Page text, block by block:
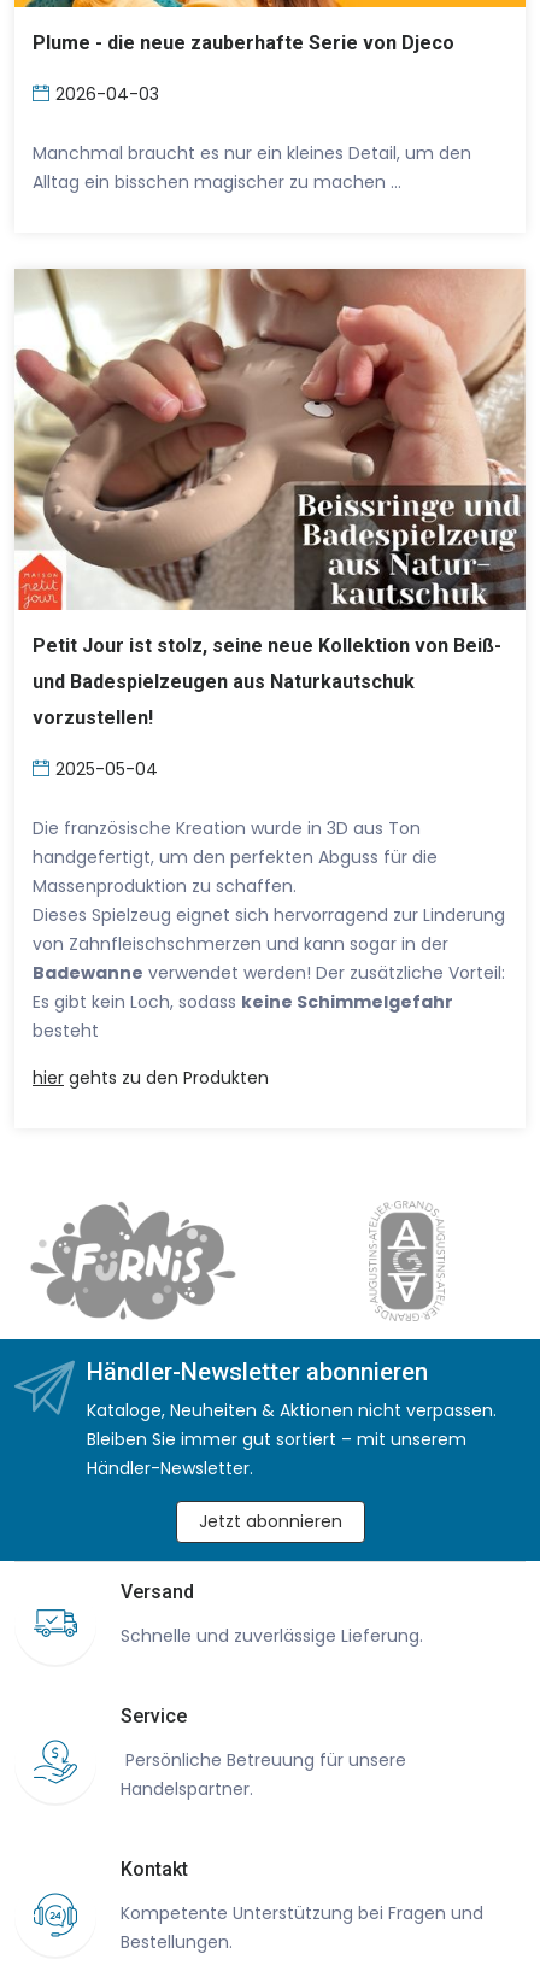
Plume - die neue zauberhafte Serie von Djeco
2026-04-03
Manchmal braucht es nur ein kleines Detail, um den
Alltag ein bisschen magischer zu machen …
Petit Jour ist stolz, seine neue Kollektion von Beiß-
und Badespielzeugen aus Naturkautschuk
vorzustellen!
2025-05-04
Die französische Kreation wurde in 3D aus Ton
handgefertigt, um den perfekten Abguss für die
Massenproduktion zu schaffen.
Dieses Spielzeug eignet sich hervorragend zur Linderung
von Zahnfleischschmerzen und kann sogar in der
Badewanne verwendet werden! Der zusätzliche Vorteil:
Es gibt kein Loch, sodass keine Schimmelgefahr
besteht
hier gehts zu den Produkten
Händler-Newsletter abonnieren
Kataloge, Neuheiten & Aktionen nicht verpassen.
Bleiben Sie immer gut sortiert – mit unserem
Händler-Newsletter.
Jetzt abonnieren
Versand
Schnelle und zuverlässige Lieferung.
Service
Persönliche Betreuung für unsere
Handelspartner.
Kontakt
Kompetente Unterstützung bei Fragen und
Bestellungen.